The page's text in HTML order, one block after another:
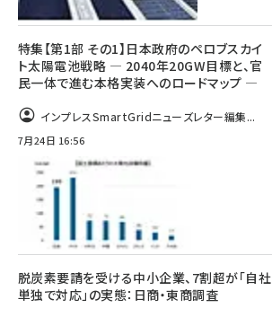
特集【第1部 その1】日本政府のペロブスカイ
ト太陽電池戦略 ― 2040年20GW目標と、官
民一体で進む本格実装へのロードマップ ―
インプレスSmartGridニューズレター編集...
7月24日 16:56
脱炭素要請を受ける中小企業、7割超が「自社
単独で対応」の実態：日商・東商調査